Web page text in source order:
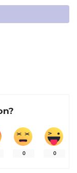
譴責，英國首相施
人且令人震驚」。
與其他國家與美國
0 0